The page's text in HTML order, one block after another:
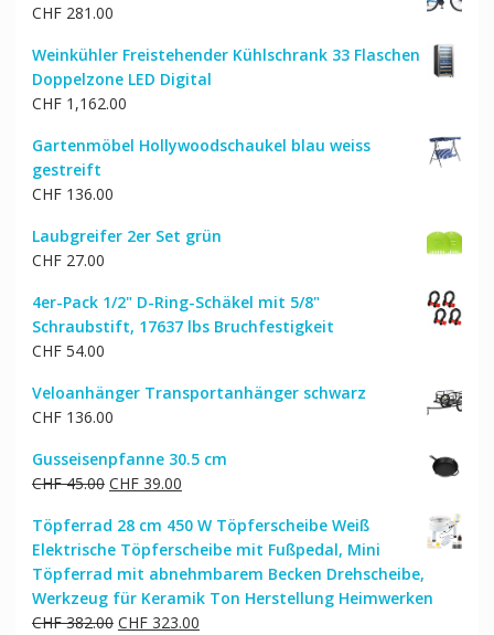
CHF281.00
Weinkühler Freistehender Kühlschrank 33 Flaschen
Doppelzone LED Digital
CHF1,162.00
Gartenmöbel Hollywoodschaukel blau weiss
gestreift
CHF136.00
Laubgreifer 2er Set grün
CHF27.00
4er-Pack 1/2" D-Ring-Schäkel mit 5/8"
Schraubstift, 17637 lbs Bruchfestigkeit
CHF54.00
Veloanhänger Transportanhänger schwarz
CHF136.00
Gusseisenpfanne 30.5 cm
CHF45.00 Ursprünglicher
war:
CHF 45.00
CHF39.00Aktueller
ist:
CHF 39.00.
Töpferrad 28 cm 450 W Töpferscheibe Weiß
Elektrische Töpferscheibe mit Fußpedal, Mini
Töpferrad mit abnehmbarem Becken Drehscheibe,
Werkzeug für Keramik Ton Herstellung Heimwerken
CHF382.00 Ursprünglicher
CHF323.00Aktueller